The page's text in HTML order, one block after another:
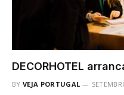
DECORHOTEL
BY VEJA PORTUGAL